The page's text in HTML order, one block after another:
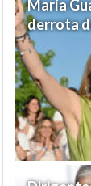
María
derrota